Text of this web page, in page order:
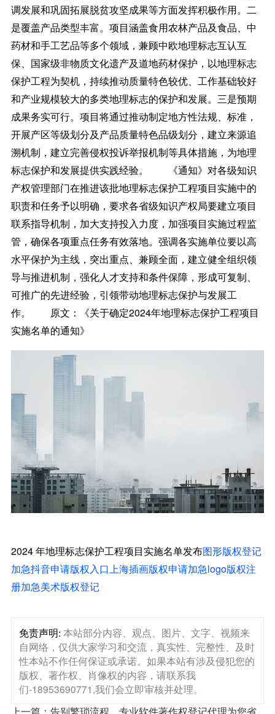
调发展和巩固拓展脱贫攻坚成果等方面发挥积极作用。二
是覆盖产品类型丰富。项目涵盖食用农林产品及食品、中
药材和手工艺品等多个领域，兼顾中欧地理标志互认互
保、国家级非物质文化遗产及道地药材保护，以地理标志
保护工程为契机，持续推动质量特色较优、工作基础较好
和产业规模较大的多类地理标志的保护和发展。三是预期
成果务实可行。项目将通过推动制定地方性法规、标准，
开展产区等级划分及产品质量特色品级划分，建立来源追
溯机制，建立完善侵权投诉举报机制等具体措施，为地理
标志保护和发展提供实践经验。 《通知》对各级知识
产权管理部门在推进该批地理标志保护工程项目实施中的
职责和任务予以明确，要求各省级知识产权局要建立项目
联系指导机制，加大支持投入力度，加强项目实施过程监
管，确保各项重点任务有效落地。强调各实施单位要以高
水平保护为主线，突出重点、兼顾全面，建立健全组织领
导与推进机制，强化人才支持和条件保障，形成可复制、
可推广的先进经验，引领带动地理标志保护与发展工
作。 原文：《关于确定2024年地理标志保护工程项目
实施名单的通知》
2024 年地理标志保护工程项目实施名单发布图形版权登记
加急抖音申请版权入口上海插画版权申请加急logo版权注
册加急美术版权登记
免责声明: 本站部分内容、观点、图片、文字、视频来
自网络，仅供大家学习和交流，真实性、完整性、及时
性本站不作任何保证或承诺。如果本站有涉及侵犯您的
版权、著作权、肖像权的内容，请联系我
们-18953690771,我们会立即审核并处理。